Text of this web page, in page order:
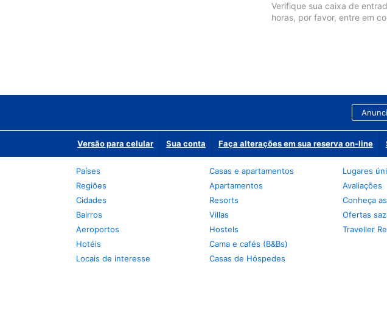
Verifique sua caixa de
horas, por favor, entre em
Versão para celular Sua conta Faça alterações em sua reserva on-line
Países
Regiões
Cidades
Bairros
Aeroportos
Hotéis
Locais de interesse
Casas e apartamentos
Apartamentos
Resorts
Villas
Hostels
Cama e cafés (B&Bs)
Casas de Hóspedes
Lugares
Avaliações
Conheça
Ofertas
Traveller